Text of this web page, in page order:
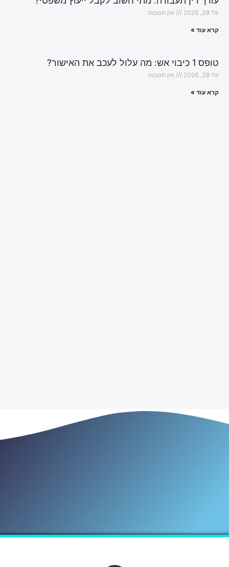
יולי 28, 2026 אין תגובות
קרא עוד »
טופס 1 כיבוי אש: מה עלול לעכב את האישור?
יולי 28, 2026 אין תגובות
קרא עוד »